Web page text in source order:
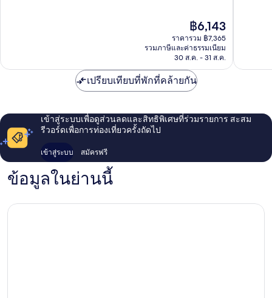
ตี้
ราคา
ปัจจุบัน
คือ
฿6,143
฿6,143
ราคารวม ฿7,365
รวมภาษีและค่าธรรมเนียม
30 ส.ค. - 31 ส.ค.
เปรียบเทียบที่พักที่คล้ายกัน
เข้าสู่ระบบเพื่อดูส่วนลดและสิทธิพิเศษที่ร่วมรายการ สะสม
รีวอร์ดเพื่อการท่องเที่ยวครั้งถัดไป
เข้าสู่ระบบ สมัครฟรี
ข้อมูลในย่านนี้